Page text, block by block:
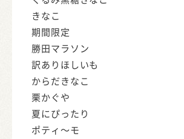
きなこ
期間限定
勝田マラソン
訳ありほしいも
からだきなこ
栗かぐや
夏にぴったり
ポティ～モ